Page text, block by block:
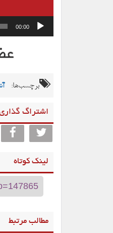
00:00
برچسب‌ها:
اشتراگ
لینک کوتاه
مطالب مرتبط